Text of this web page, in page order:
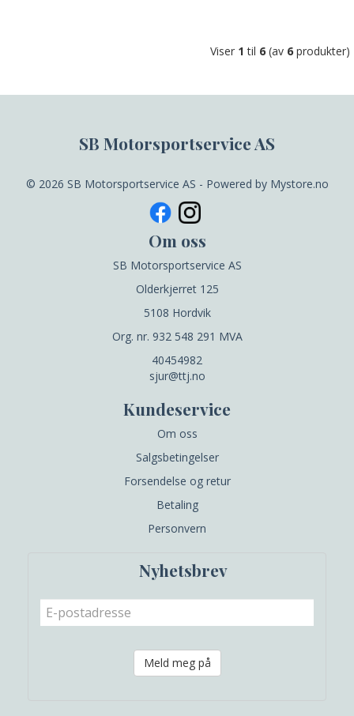
Viser 1 til 6 (av 6 produkter)
SB Motorsportservice AS
© 2026 SB Motorsportservice AS - Powered by Mystore.no
Om oss
SB Motorsportservice AS
Olderkjerret 125
5108 Hordvik
Org. nr. 932 548 291 MVA
40454982
sjur@ttj.no
Kundeservice
Om oss
Salgsbetingelser
Forsendelse og retur
Betaling
Personvern
Nyhetsbrev
Meld meg på